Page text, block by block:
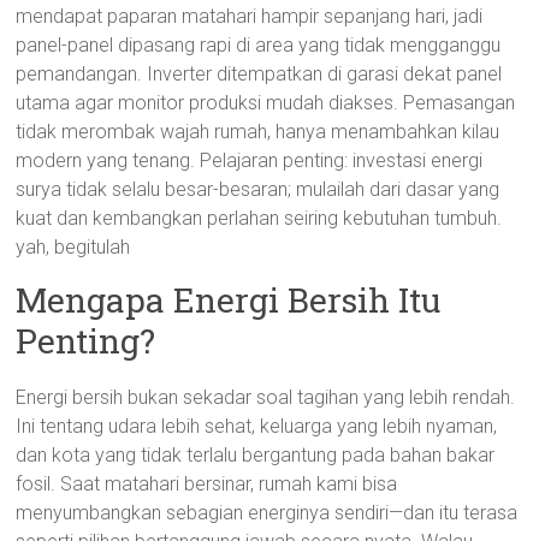
mendapat paparan matahari hampir sepanjang hari, jadi
panel-panel dipasang rapi di area yang tidak mengganggu
pemandangan. Inverter ditempatkan di garasi dekat panel
utama agar monitor produksi mudah diakses. Pemasangan
tidak merombak wajah rumah, hanya menambahkan kilau
modern yang tenang. Pelajaran penting: investasi energi
surya tidak selalu besar-besaran; mulailah dari dasar yang
kuat dan kembangkan perlahan seiring kebutuhan tumbuh.
yah, begitulah
Mengapa Energi Bersih Itu
Penting?
Energi bersih bukan sekadar soal tagihan yang lebih rendah.
Ini tentang udara lebih sehat, keluarga yang lebih nyaman,
dan kota yang tidak terlalu bergantung pada bahan bakar
fosil. Saat matahari bersinar, rumah kami bisa
menyumbangkan sebagian energinya sendiri—dan itu terasa